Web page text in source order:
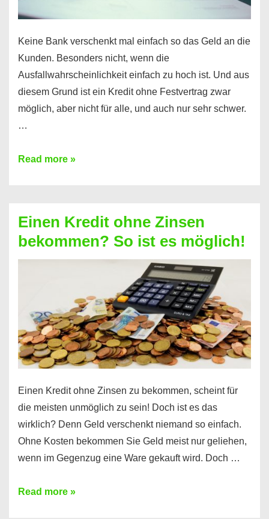
Keine Bank verschenkt mal einfach so das Geld an die
Kunden. Besonders nicht, wenn die
Ausfallwahrscheinlichkeit einfach zu hoch ist. Und aus
diesem Grund ist ein Kredit ohne Festvertrag zwar
möglich, aber nicht für alle, und auch nur sehr schwer.
…
Ist
Festvertrag
für
jeden
erfahren
Sie
es
Read more »
Einen Kredit ohne Zinsen
bekommen? So ist es möglich!
Einen Kredit ohne Zinsen zu bekommen, scheint für
die meisten unmöglich zu sein! Doch ist es das
wirklich? Denn Geld verschenkt niemand so einfach.
Ohne Kosten bekommen Sie Geld meist nur geliehen,
wenn im Gegenzug eine Ware gekauft wird. Doch …
Einen
Read more »